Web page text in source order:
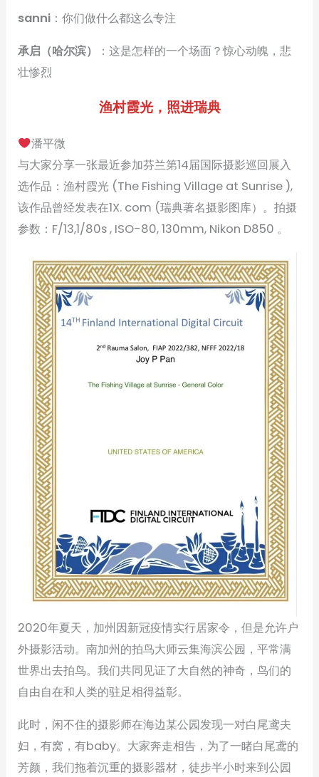
sanni ：你们做什么都这么专注
承启（哈尔滨）
：这是怎样的一个场面？惊心动魄，悲
壮惨烈
渔村霞光，照进瑞典
潘平微
与大家分享一张最近参加芬兰第14届国际摄影巡回展入
选作品：渔村霞光 (The Fishing Village at Sunrise ),
该作品曾经发表在1X. com (瑞典著名摄影图库）。拍摄
参数：F/13,1/80s , ISO-80, 130mm, Nikon D850 。
2020年夏天，加州因新冠疫情实行居家令，但是允许户
外摄影活动。南加州的拍鸟大师云集海滨公园，平常满
世界出去拍鸟。我们共同见证了大自然的神奇，鸟们的
自由自在和人类的驻足相得益彰。
此时，闲不住的摄影师在海边某公园发现一对白尾鸢夫
妇，有窝，有baby。大家奔走相告，为了一睹白尾鸢的
芳颜，我们拖着沉重的摄影器材，徒步半小时来到公园